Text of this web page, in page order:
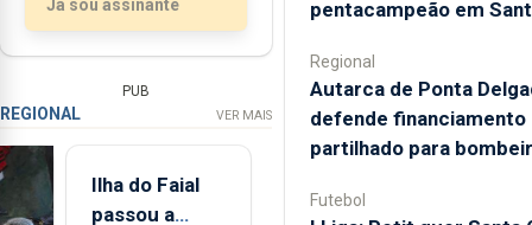
Já sou assinante
PUB
REGIONAL VER MAIS
Ilha do Faial
passou a
pentacampeão em
Regional
Autarca de Ponta
defende financiamento
partilhado para
Futebol